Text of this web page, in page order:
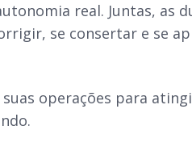
real. Juntas, as
se consertar e se
operações para